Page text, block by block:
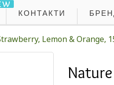
КОНТАКТИ
Lemon & Orange,